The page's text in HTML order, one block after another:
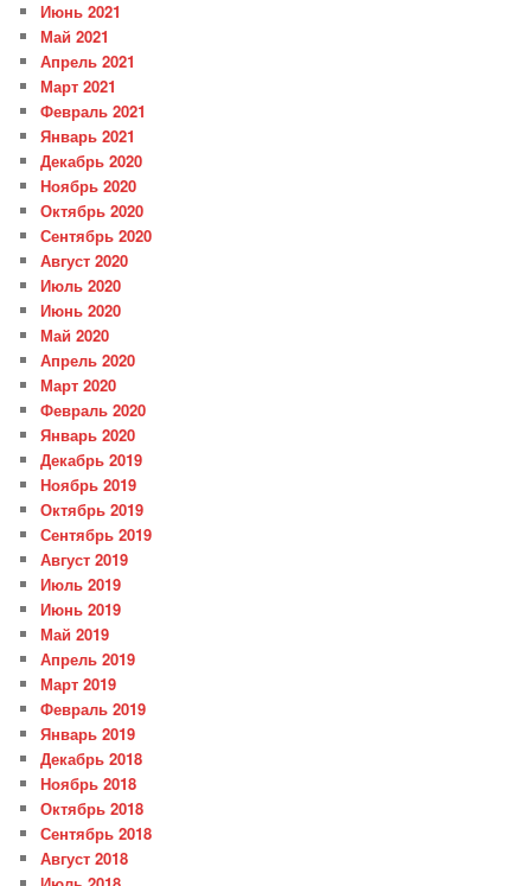
Июнь 2021
Май 2021
Апрель 2021
Март 2021
Февраль 2021
Январь 2021
Декабрь 2020
Ноябрь 2020
Октябрь 2020
Сентябрь 2020
Август 2020
Июль 2020
Июнь 2020
Май 2020
Апрель 2020
Март 2020
Февраль 2020
Январь 2020
Декабрь 2019
Ноябрь 2019
Октябрь 2019
Сентябрь 2019
Август 2019
Июль 2019
Июнь 2019
Май 2019
Апрель 2019
Март 2019
Февраль 2019
Январь 2019
Декабрь 2018
Ноябрь 2018
Октябрь 2018
Сентябрь 2018
Август 2018